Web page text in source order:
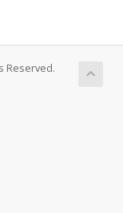
Reserved.